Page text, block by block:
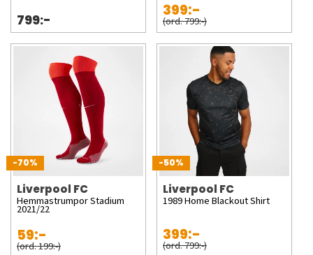
799:-
399:-
(ord. 799:-)
-70%
Liverpool FC
Hemmastrumpor Stadium
2021/22
59:-
(ord. 199:-)
-50%
Liverpool FC
1989 Home Blackout Shirt
399:-
(ord. 799:-)